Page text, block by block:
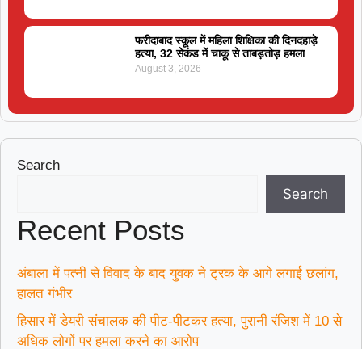
फरीदाबाद स्कूल में महिला शिक्षिका की दिनदहाड़े
हत्या, 32 सेकंड में चाकू से ताबड़तोड़ हमला
August 3, 2026
Search
Search
Recent Posts
अंबाला में पत्नी से विवाद के बाद युवक ने ट्रक के आगे लगाई छलांग,
हालत गंभीर
हिसार में डेयरी संचालक की पीट-पीटकर हत्या, पुरानी रंजिश में 10 से
अधिक लोगों पर हमला करने का आरोप